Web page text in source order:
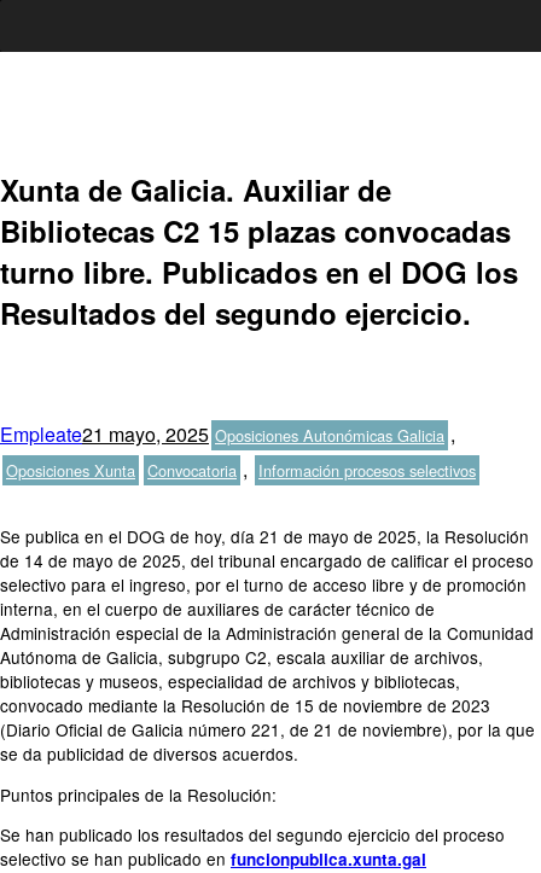
contenido
Xunta de Galicia. Auxiliar de
Bibliotecas C2 15 plazas convocadas
turno libre. Publicados en el DOG los
Resultados del segundo ejercicio.
Autor
EmpleatePublicado
el
21 mayo, 2025Categorías
Oposiciones Autonómicas Galicia ,
Oposiciones Xunta Etiquetas
Convocatoria , Información procesos selectivos
Se publica en el DOG de hoy, día 21 de mayo de 2025, la Resolución
de 14 de mayo de 2025, del tribunal encargado de calificar el proceso
selectivo para el ingreso, por el turno de acceso libre y de promoción
interna, en el cuerpo de auxiliares de carácter técnico de
Administración especial de la Administración general de la Comunidad
Autónoma de Galicia, subgrupo C2, escala auxiliar de archivos,
bibliotecas y museos, especialidad de archivos y bibliotecas,
convocado mediante la Resolución de 15 de noviembre de 2023
(Diario Oficial de Galicia número 221, de 21 de noviembre), por la que
se da publicidad de diversos acuerdos.
Puntos principales de la Resolución:
Se han publicado los resultados del segundo ejercicio del proceso
selectivo se han publicado en funcionpublica.xunta.gal